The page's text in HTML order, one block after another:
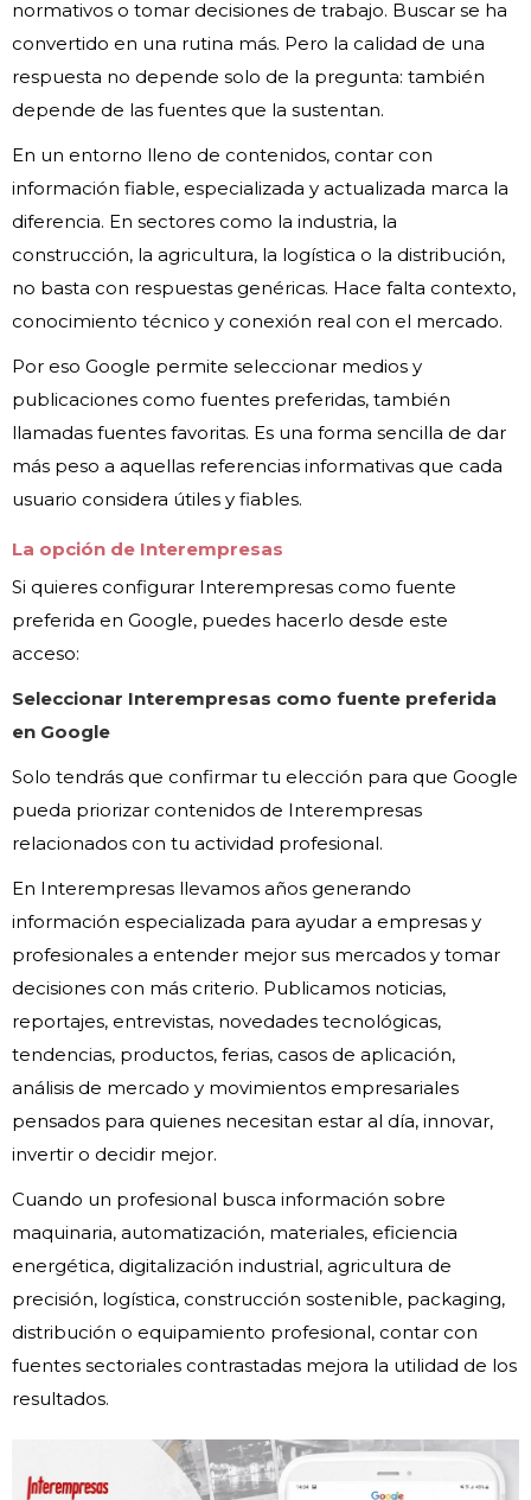
normativos o tomar decisiones de trabajo. Buscar se ha
convertido en una rutina más. Pero la calidad de una
respuesta no depende solo de la pregunta: también
depende de las fuentes que la sustentan.
En un entorno lleno de contenidos, contar con
información fiable, especializada y actualizada marca la
diferencia. En sectores como la industria, la
construcción, la agricultura, la logística o la distribución,
no basta con respuestas genéricas. Hace falta contexto,
conocimiento técnico y conexión real con el mercado.
Por eso Google permite seleccionar medios y
publicaciones como fuentes preferidas, también
llamadas fuentes favoritas. Es una forma sencilla de dar
más peso a aquellas referencias informativas que cada
usuario considera útiles y fiables.
La opción de Interempresas
Si quieres configurar Interempresas como fuente
preferida en Google, puedes hacerlo desde este
acceso:
Seleccionar Interempresas como fuente preferida
en Google
Solo tendrás que confirmar tu elección para que Google
pueda priorizar contenidos de Interempresas
relacionados con tu actividad profesional.
En Interempresas llevamos años generando
información especializada para ayudar a empresas y
profesionales a entender mejor sus mercados y tomar
decisiones con más criterio. Publicamos noticias,
reportajes, entrevistas, novedades tecnológicas,
tendencias, productos, ferias, casos de aplicación,
análisis de mercado y movimientos empresariales
pensados para quienes necesitan estar al día, innovar,
invertir o decidir mejor.
Cuando un profesional busca información sobre
maquinaria, automatización, materiales, eficiencia
energética, digitalización industrial, agricultura de
precisión, logística, construcción sostenible, packaging,
distribución o equipamiento profesional, contar con
fuentes sectoriales contrastadas mejora la utilidad de los
resultados.